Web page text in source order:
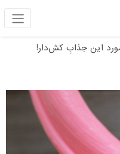
این جذابِ کش‌دار!